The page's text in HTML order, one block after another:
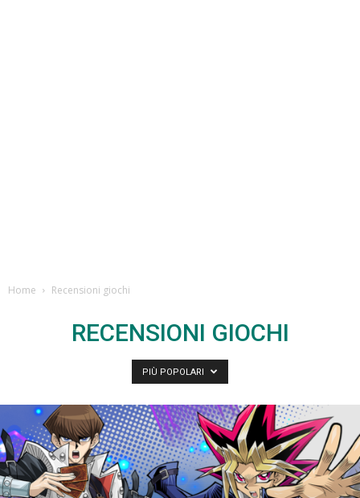
Home Recensioni giochi
RECENSIONI GIOCHI
PIÙ POPOLARI